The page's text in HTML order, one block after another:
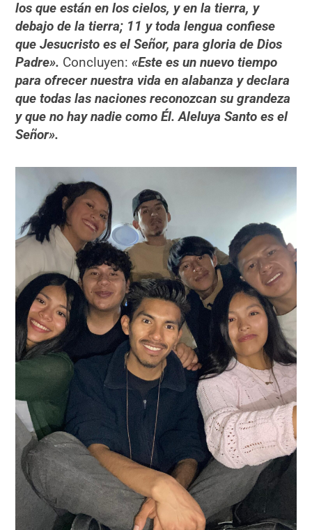
los que están en los cielos, y en la tierra, y
debajo de la tierra; 11 y toda lengua confiese
que Jesucristo es el Señor, para gloria de Dios
Padre». Concluyen: «Este es un nuevo tiempo
para ofrecer nuestra vida en alabanza y declara
que todas las naciones reconozcan su grandeza
y que no hay nadie como Él. Aleluya Santo es el
Señor».